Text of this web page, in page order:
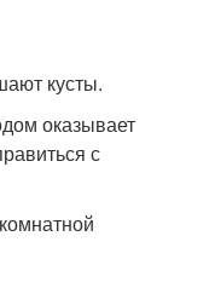
кусты.
оказывает
с